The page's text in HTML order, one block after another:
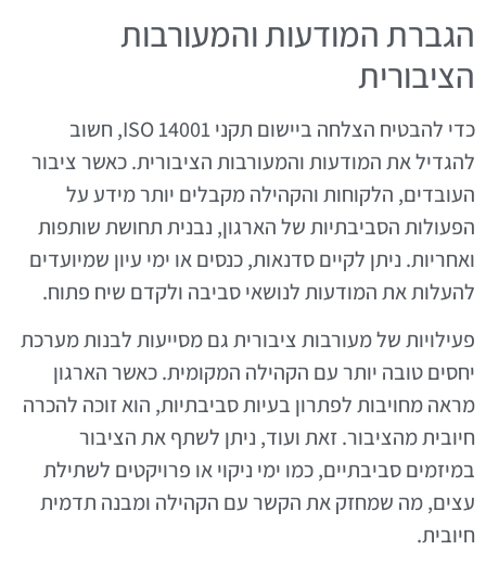
הגברת המודעות והמעורבות
הציבורית
כדי להבטיח הצלחה ביישום תקני ISO 14001, חשוב
להגדיל את המודעות והמעורבות הציבורית. כאשר ציבור
העובדים, הלקוחות והקהילה מקבלים יותר מידע על
הפעולות הסביבתיות של הארגון, נבנית תחושת שותפות
ואחריות. ניתן לקיים סדנאות, כנסים או ימי עיון שמיועדים
להעלות את המודעות לנושאי סביבה ולקדם שיח פתוח.
פעילויות של מעורבות ציבורית גם מסייעות לבנות מערכת
יחסים טובה יותר עם הקהילה המקומית. כאשר הארגון
מראה מחויבות לפתרון בעיות סביבתיות, הוא זוכה להכרה
חיובית מהציבור. זאת ועוד, ניתן לשתף את הציבור
במיזמים סביבתיים, כמו ימי ניקוי או פרויקטים לשתילת
עצים, מה שמחזק את הקשר עם הקהילה ומבנה תדמית
חיובית.